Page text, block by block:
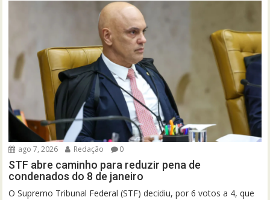
ago 7, 2026 Redação 0
STF abre caminho para reduzir pena de
condenados do 8 de janeiro
O Supremo Tribunal Federal (STF) decidiu, por 6 votos a 4, que